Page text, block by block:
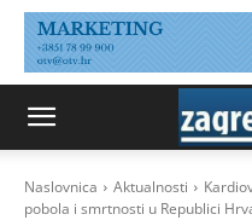
Naslovnica Aktualnosti
pobola i smrtnosti u Republici